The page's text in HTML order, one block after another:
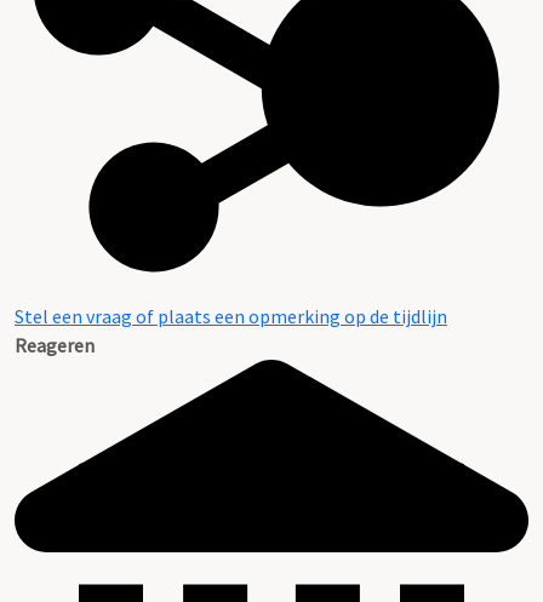
Stel een vraag of plaats een opmerking op de tijdlijn
Reageren